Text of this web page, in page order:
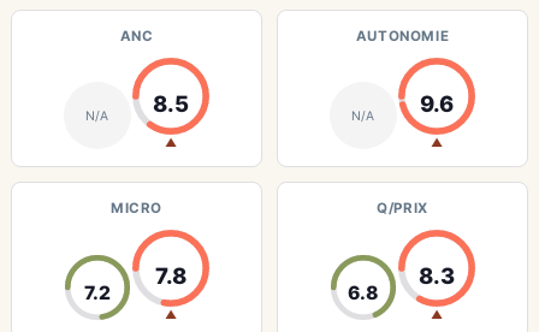
ANC
N/A 8.5
▲
AUTONOMIE
N/A 9.6
▲
MICRO
7.2
7.8
▲
Q/PRIX
6.8
8.3
▲